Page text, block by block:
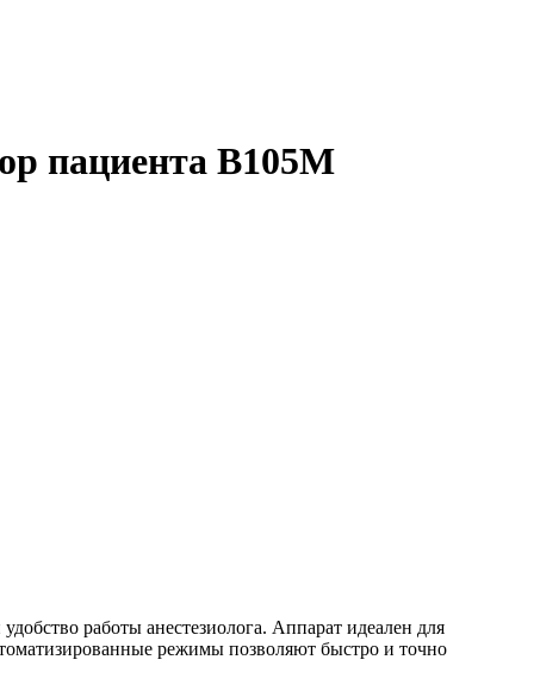
пациента B105M
работы анестезиолога. Аппарат идеален для
режимы позволяют быстро и точно